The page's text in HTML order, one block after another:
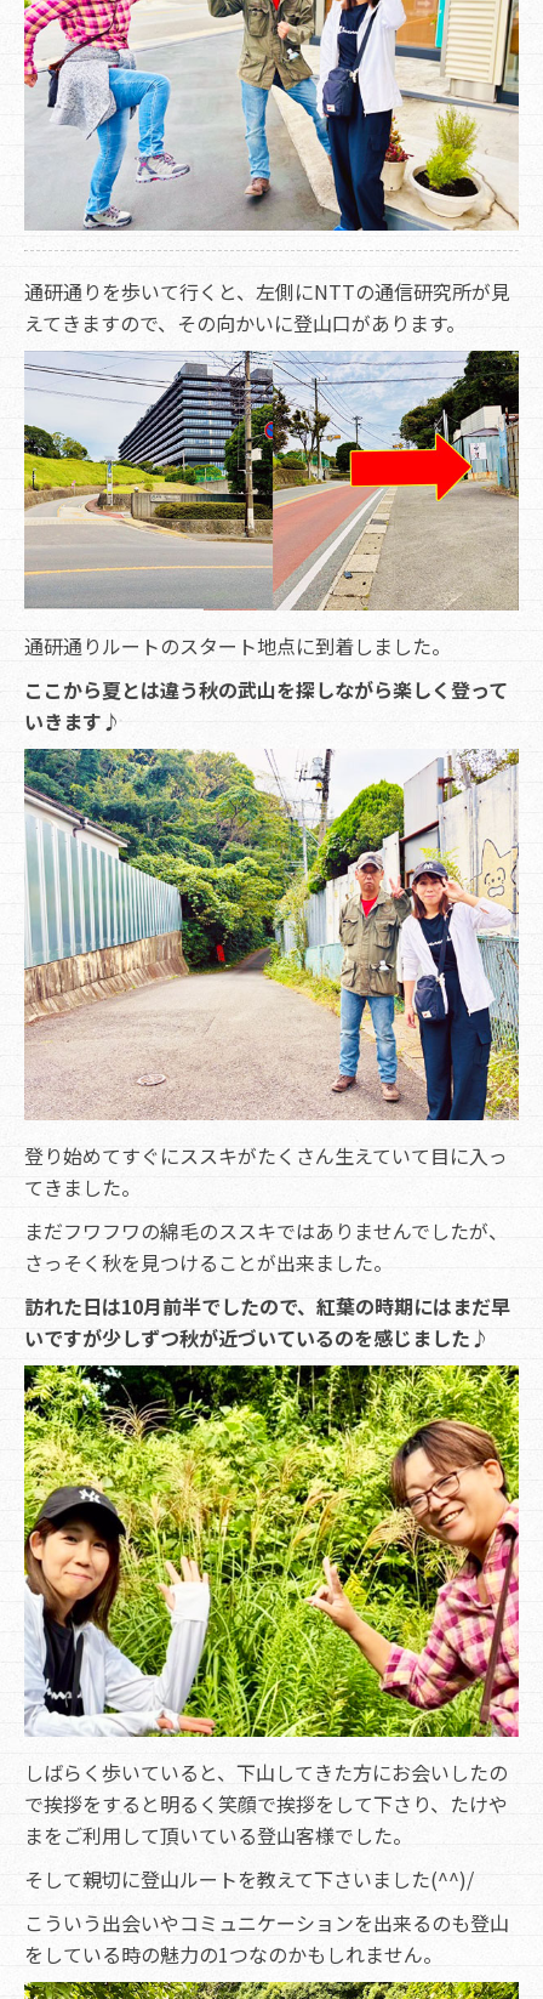
通研通りを歩いて行くと、左側にNTTの通信研究所が見
えてきますので、その向かいに登山口があります。
通研通りルートのスタート地点に到着しました。
ここから夏とは違う秋の武山を探しながら楽しく登って
いきます♪
登り始めてすぐにススキがたくさん生えていて目に入っ
てきました。
まだフワフワの綿毛のススキではありませんでしたが、
さっそく秋を見つけることが出来ました。
訪れた日は10月前半でしたので、紅葉の時期にはまだ早
いですが少しずつ秋が近づいているのを感じました♪
しばらく歩いていると、下山してきた方にお会いしたの
で挨拶をすると明るく笑顔で挨拶をして下さり、たけや
まをご利用して頂いている登山客様でした。
そして親切に登山ルートを教えて下さいました(^^)/
こういう出会いやコミュニケーションを出来るのも登山
をしている時の魅力の1つなのかもしれません。